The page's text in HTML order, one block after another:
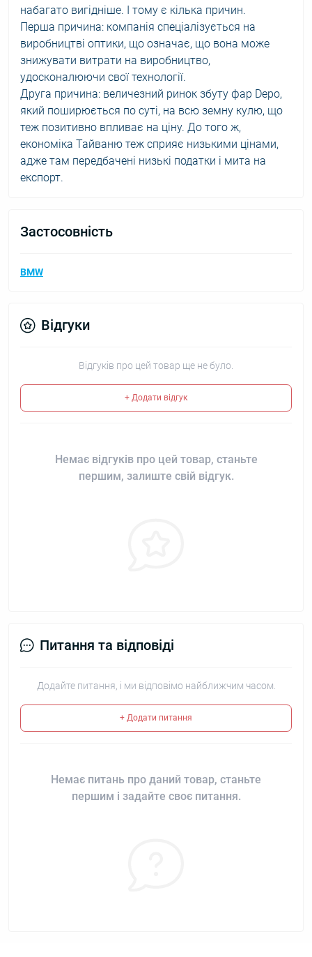
набагато вигідніше. І тому є кілька причин.
Перша причина: компанія спеціалізується на
виробництві оптики, що означає, що вона може
знижувати витрати на виробництво,
удосконалюючи свої технології.
Друга причина: величезний ринок збуту фар Depo,
який поширюється по суті, на всю земну кулю, що
теж позитивно впливає на ціну. До того ж,
економіка Тайваню теж сприяє низькими цінами,
адже там передбачені низькі податки і мита на
експорт.
Застосовність
BMW
Відгуки
Відгуків про цей товар ще не було.
+ Додати відгук
Немає відгуків про цей товар, станьте
першим, залиште свій відгук.
Питання та відповіді
Додайте питання, і ми відповімо найближчим часом.
+ Додати питання
Немає питань про даний товар, станьте
першим і задайте своє питання.